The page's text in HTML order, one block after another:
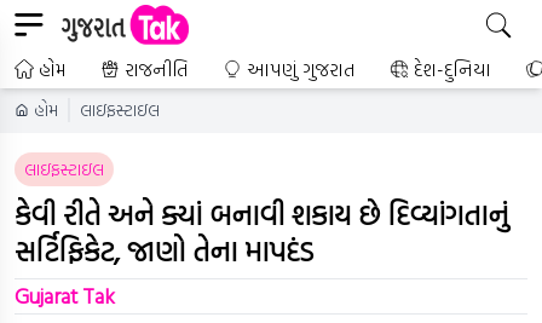
હોમ રાજનીતિ આપણું ગુજરાત દેશ-દુનિયા
હોમ લાઇફસ્ટાઇલ
લાઇફસ્ટાઇલ
કેવી રીતે અને ક્યાં બનાવી શકાય છે દિવ્યાંગતાનું
સર્ટિફિકેટ, જાણો તેના માપદંડ
Gujarat Tak